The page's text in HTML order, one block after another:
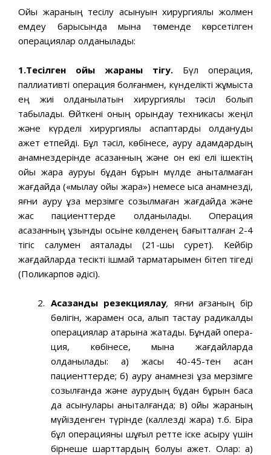
Ойық жараның тесілу асқынуын хирургиялық жолмен
емдеу ба­рысында мына төменде көрсетілген
операциялар қолданылады:
1.Тесілген ойық жараны тігу. Бүл операция,
паллиативті операция болғанмен, күнделікті жұмыста
ең жиі қолданылатын хирургиялық тәсіл болып
табылады. Өйткені оның орындау техникасы жеңіл
және күрделі хирургиялық аспаптарды қолдануды
қажет етпейді. Бұл тәсіл, көбінесе, ауру адамдардың
анамнездерінде асқазанның және он екі елі ішектің
ойық жара ауруы бұдан бұрын мүлде анықталмаған
жағдайда («мылқау ойық жара») немесе қысқа анамнезді,
яғни ауру ұзақ мерзімге созылмаған жағдайда және
жас пациенттерде қолданылады. Операция
асқазанның ұзындық осьіне көлденең бағытталған 2-4
тігіс салумен аяқталады (21-шы сурет). Кейбір
жағдайларда тесікті ішмай тармақтарымен бітеп тігеді
(Поликарпов әдісі).
Асқазанды резекциялау, яғни ағзаның бір
бөлігін, жарамен қоса, алып тастау радикалды
операциялар қатарына жатады. Бұндай опера­
ция, көбінесе, мына жағдайларда
қолданылады: а) жасы 40-45-тен асқан
пациенттерде; б) ауру анамнезі ұзақ мерзімге
созылғанда және аурудың бұдан бұрын басқа
да асқынулары анықталғанда; в) ойық жараның
мүйізденген түрінде (каллезді жара) т.б. Бірақ
бұл операцияны шұғыл ретте іске асыру үшін
бірнеше шарттардың болуы қажет. Олар: а)